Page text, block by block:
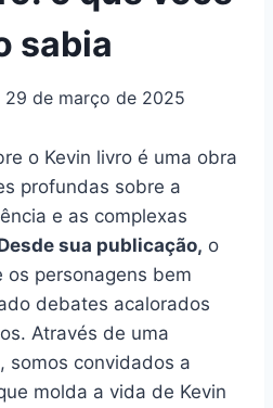
sabia
29 de março de 2025
o Kevin livro é uma obra
profundas sobre a
e as complexas
sua publicação, o
personagens bem
debates acalorados
Através de uma
somos convidados a
molda a vida de Kevin